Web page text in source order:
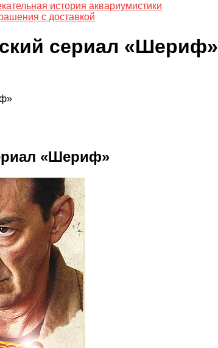
история аквариумистики
с доставкой
сериал «Шериф»
«Шериф»